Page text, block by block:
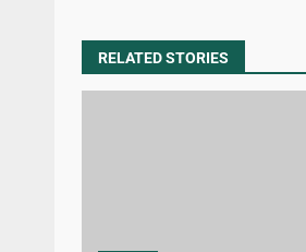
RELATED STORIES